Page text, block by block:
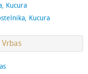
Kucura
Kucura